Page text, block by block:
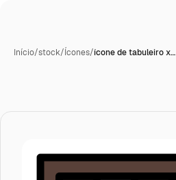
Início/stock/Ícones/ícone de tabuleiro x…